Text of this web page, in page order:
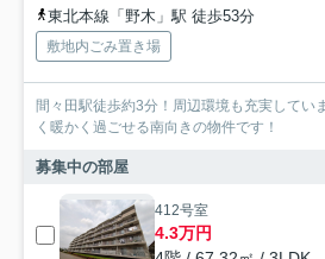
東北本線「野木」駅 徒歩53分
敷地内ごみ置き場
間々田駅徒歩約3分！周辺環境も充実してい
く暖かく過ごせる南向きの物件です！
募集中の部屋
412号室
4.3万円